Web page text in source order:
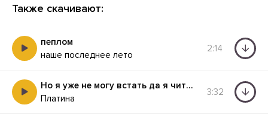
Также скачивают:
пеплом
наше последнее лето
2:14
Но я уже не могу встать да я читаю по глазам
Платина
3:32